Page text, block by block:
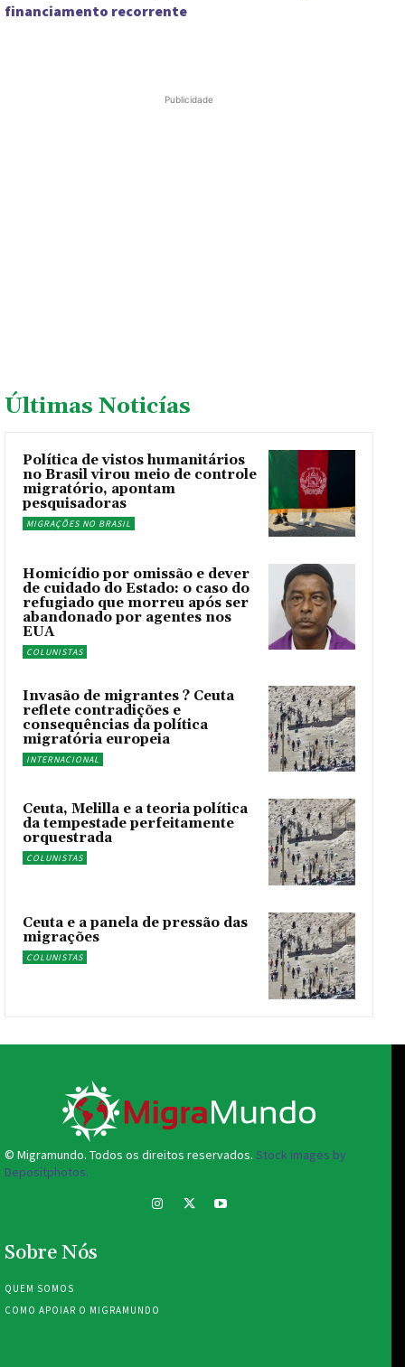
financiamento recorrente
Publicidade
Últimas Noticías
Política de vistos humanitários
no Brasil virou meio de controle
migratório, apontam
pesquisadoras
MIGRAÇÕES NO BRASIL
Homicídio por omissão e dever
de cuidado do Estado: o caso do
refugiado que morreu após ser
abandonado por agentes nos
EUA
COLUNISTAS
Invasão de migrantes ? Ceuta
reflete contradições e
consequências da política
migratória europeia
INTERNACIONAL
Ceuta, Melilla e a teoria política
da tempestade perfeitamente
orquestrada
COLUNISTAS
Ceuta e a panela de pressão das
migrações
COLUNISTAS
© Migramundo. Todos os direitos reservados. Stock images by
Depositphotos.
Sobre Nós
QUEM SOMOS
COMO APOIAR O MIGRAMUNDO